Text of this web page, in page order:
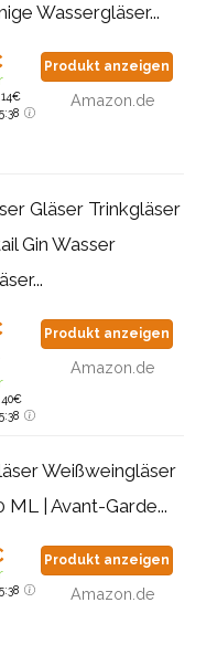
Wassergläser...
Produkt anzeigen
Amazon.de
Gläser Trinkgläser
Gin Wasser
Produkt anzeigen
Amazon.de
Weißweingläser
| Avant-Garde...
Produkt anzeigen
Amazon.de